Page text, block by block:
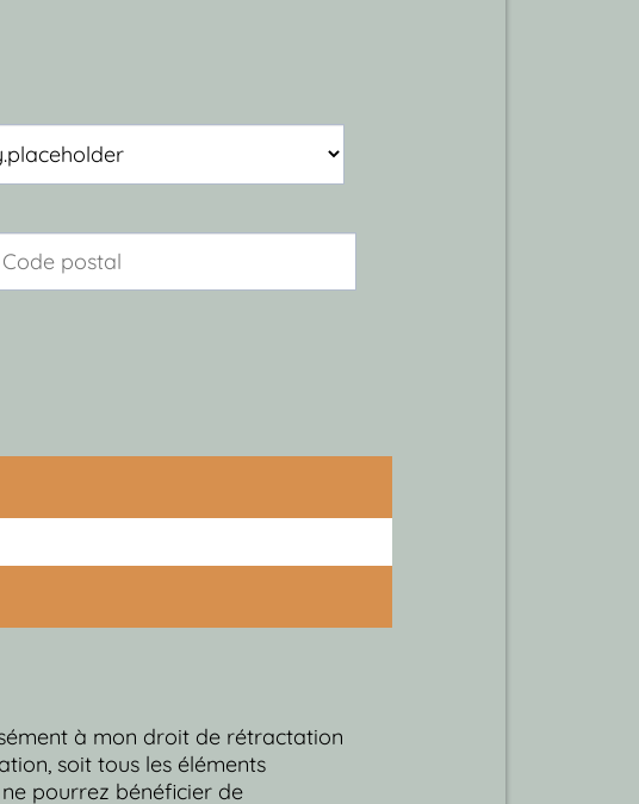
à mon droit de rétractation
soit tous les éléments
pourrez bénéficier de